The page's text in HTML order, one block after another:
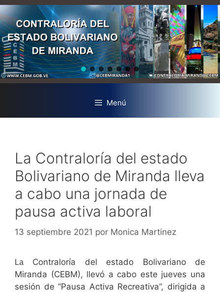
Menú
La Contraloría del estado
Bolivariano de Miranda lleva
a cabo una jornada de
pausa activa laboral
13 septiembre 2021 por Monica Martinez
La
Contraloría del estado Bolivariano de
Miranda (CEBM), llevó a cabo este jueves una
sesión de “Pausa Activa Recreativa”, dirigida a